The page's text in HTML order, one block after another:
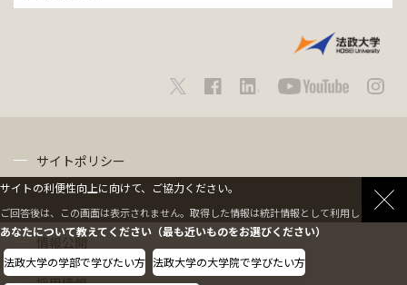
サイトポリシー
情報公開
サイトの利便性向上に向けて、ご協力ください。
ご回答後は、この画面は表示されません。取得した情報は統計情報として利用します。
あなたについて教えてください（最も近いものをお選びください）
法政大学の学部で学びたい方 法政大学の大学院で学びたい方